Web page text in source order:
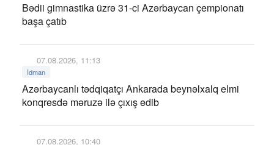
Bədii gimnastika üzrə 31-ci Azərbaycan çempionatı
başa çatıb
07.08.2026, 11:13
İdman
Azərbaycanlı tədqiqatçı Ankarada beynəlxalq elmi
konqresdə məruzə ilə çıxış edib
07.08.2026, 10:40